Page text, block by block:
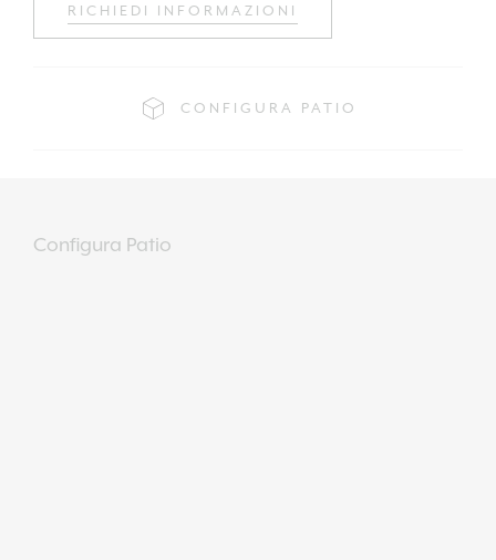
RICHIEDI INFORMAZIONI
CONFIGURA PATIO
Configura Patio